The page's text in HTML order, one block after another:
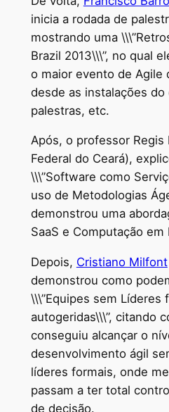
inicia a rodada de
mostrando uma
Brazil 2013\\\”, no qual
o maior evento de Agile
desde as instalações
palestras, etc.
Após, o professor Regis
Federal do Ceará),
\\\”Software como
uso de Metodologias
demonstrou uma
SaaS e Computação em
Depois, Cristiano Milfont
demonstrou como
\\\”Equipes sem Líderes
autogeridas\\\”, citando
conseguiu alcançar o
desenvolvimento ágil
líderes formais, onde
passam a ter total
de decisão.